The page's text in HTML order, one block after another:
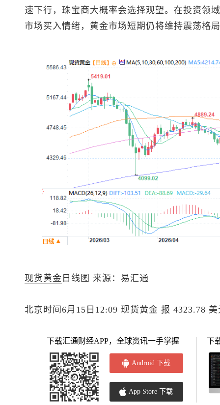
速下行，珠宝商大概率会选择观望。在投资领
市场买入情绪，黄金市场短期仍将维持震荡格
现货黄金 日线图 来源：易汇通
北京时间6月15日12:09 现货黄金 报 4323.78
下载汇通财经APP，全球资讯一手掌握
Android 下载
App Store 下载
下